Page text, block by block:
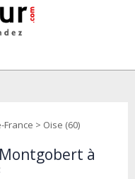
France > Oise (60)
à